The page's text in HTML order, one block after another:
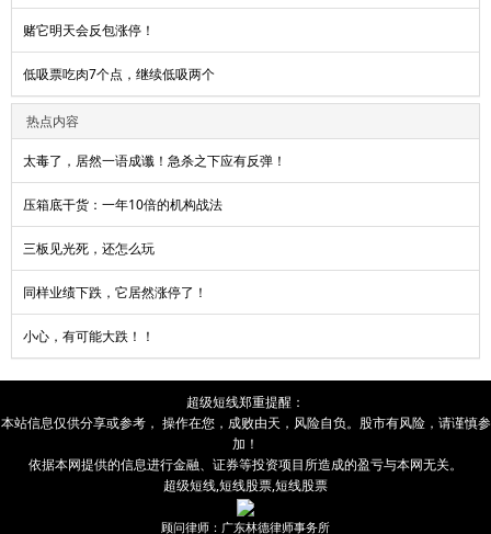
赌它明天会反包涨停！
低吸票吃肉7个点，继续低吸两个
热点内容
太毒了，居然一语成谶！急杀之下应有反弹！
压箱底干货：一年10倍的机构战法
三板见光死，还怎么玩
同样业绩下跌，它居然涨停了！
小心，有可能大跌！！
超级短线郑重提醒：
本站信息仅供分享或参考， 操作在您，成败由天 ，风险自负。股市有风险，请谨慎参
加！
依据本网提供的信息进行金融、证券等投资项目所造成的盈亏与本网无关。
超级短线,短线股票,短线股票
顾问律师：广东林德律师事务所